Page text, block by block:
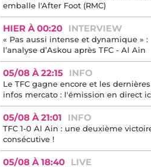
emballe l'After Foot (RMC)
HIER À 00:20 INTERVIEW
« Pas aussi intense et dynamique » :
l’analyse d’Askou après TFC - Al Ain
05/08 À 22:15 INFO
Le TFC gagne encore et les dernières
infos mercato : l'émission en direct
05/08 À 21:01 INFO
TFC 1-0 Al Ain : une deuxième
consécutive !
05/08 À 18:40 LIVE